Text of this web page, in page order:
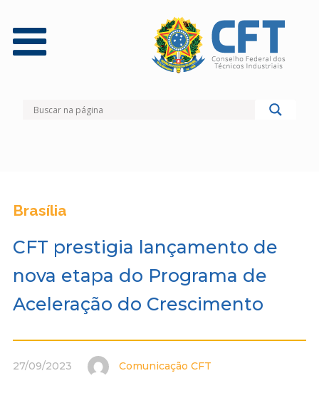
Brasília
CFT prestigia lançamento de
nova etapa do Programa de
Aceleração do Crescimento
27/09/2023 Comunicação CFT